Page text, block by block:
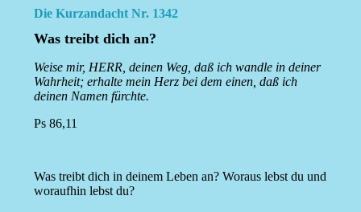
Die Kurzandacht Nr. 1342
Was treibt dich an?
Weise mir, HERR, deinen Weg, daß ich wandle in deiner
Wahrheit; erhalte mein Herz bei dem einen, daß ich
deinen Namen fürchte.
Ps 86,11
Was treibt dich in deinem Leben an? Woraus lebst du und
woraufhin lebst du?